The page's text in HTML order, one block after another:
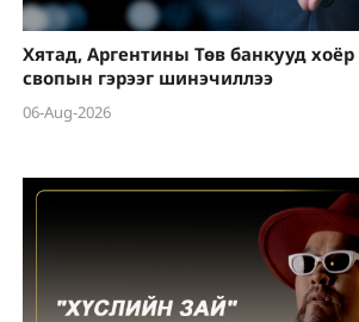
Хятад, Аргентины Төв банкууд
свопын гэрээг шинэчиллээ
06-Aug-2026